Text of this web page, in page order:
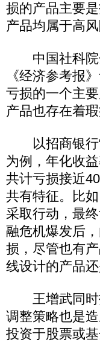
损的产品主要
产品均属于高
中国社科院
《经济参考报
亏损的一个主
产品也存在着瑕
以招商银行“
为例，年化收
共计亏损接近
共有特征。比
采取行动，最
融危机爆发后
损，尽管也有
线设计的产品还
王增武同时
调整策略也是
投资于股票或